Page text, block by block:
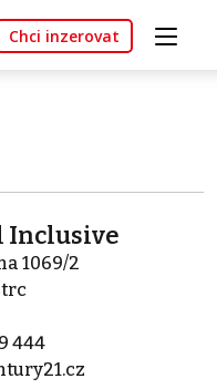
Chci inzerovat
Inclusive
1069/2
444